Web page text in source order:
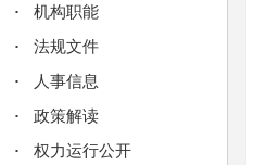
机构职能
法规文件
人事信息
政策解读
权力运行公开